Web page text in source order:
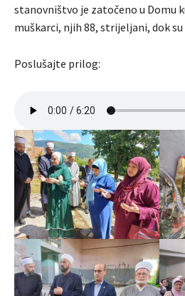
stanovništvo je zatočeno u Domu
muškarci, njih 88, strijeljani, dok
Poslušajte prilog: